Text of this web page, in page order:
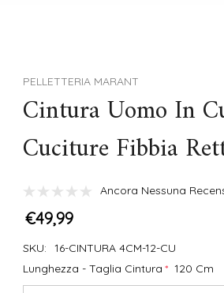
PELLETTERIA MARANT
Cintura Uomo In
Cuciture Fibbia
Ancora Nessuna
€49,99
SKU:
16-CINTURA 4CM-12-CU
Lunghezza - Taglia Cintura * 120 Cm